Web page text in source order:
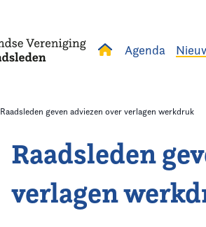
Agenda
Raadsleden geven adviezen over verlagen werkdruk
Raadsleden
verlagen